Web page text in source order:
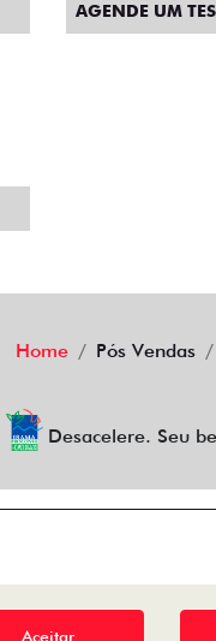
AGENDE UM
Home Pós Vendas
Desacelere. Seu
Aceitar